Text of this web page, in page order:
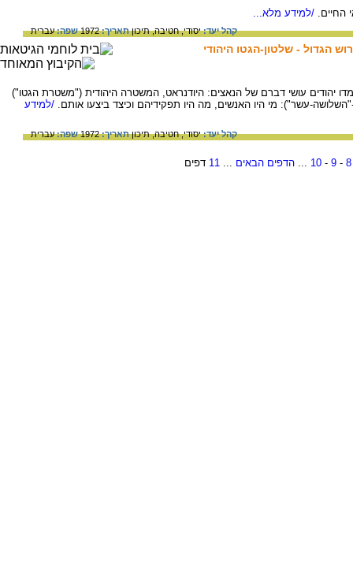
החיים. /למידע מלא...
קהל יעד:יסודי,חטיבה,תיכוןתאריך:1972 שפה:עברית
הגדול - שלטון-הגטו היהודי
יהודים עושי דברם של הנאצים: היודנראט, המשטרה היהודית ("משטרת הגטו")
עשר"): מי היו האנשים, מה היו תפקידיהם וכיצד ביצעו אותם. /למידע
קהל יעד:יסודי,חטיבה,תיכוןתאריך:1972 שפה:עברית
8
-
9
-
10
...הדפים הבאים ...
11 דפים